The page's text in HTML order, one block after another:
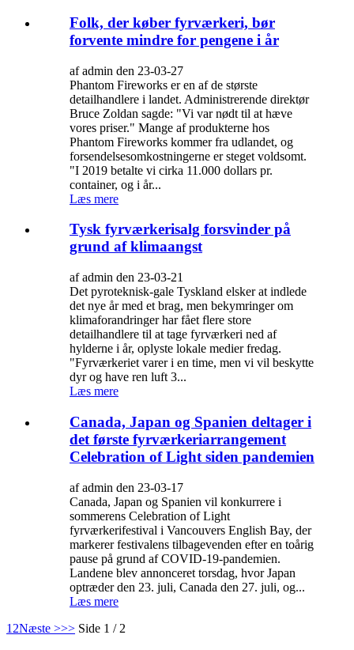
Folk, der køber fyrværkeri, bør
forvente mindre for pengene i år
af admin den 23-03-27
Phantom Fireworks er en af ​​de største
detailhandlere i landet. Administrerende direktør
Bruce Zoldan sagde: "Vi var nødt til at hæve
vores priser." Mange af produkterne hos
Phantom Fireworks kommer fra udlandet, og
forsendelsesomkostningerne er steget voldsomt.
"I 2019 betalte vi cirka 11.000 dollars pr.
container, og i år...
Læs mere
Tysk fyrværkerisalg forsvinder på
grund af klimaangst
af admin den 23-03-21
Det pyroteknisk-gale Tyskland elsker at indlede
det nye år med et brag, men bekymringer om
klimaforandringer har fået flere store
detailhandlere til at tage fyrværkeri ned af
hylderne i år, oplyste lokale medier fredag.
"Fyrværkeriet varer i en time, men vi vil beskytte
dyr og have ren luft 3...
Læs mere
Canada, Japan og Spanien deltager i
det første fyrværkeriarrangement
Celebration of Light siden pandemien
af admin den 23-03-17
Canada, Japan og Spanien vil konkurrere i
sommerens Celebration of Light
fyrværkerifestival i Vancouvers English Bay, der
markerer festivalens tilbagevenden efter en toårig
pause på grund af COVID-19-pandemien.
Landene blev annonceret torsdag, hvor Japan
optræder den 23. juli, Canada den 27. juli, og...
Læs mere
1 2Næste >>> Side 1 / 2